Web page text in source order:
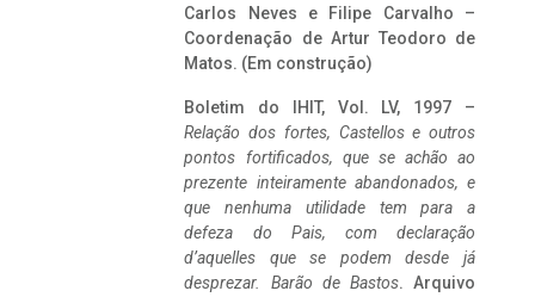
Carlos Neves e Filipe Carvalho –
Coordenação de Artur Teodoro de
Matos. (Em construção)
Boletim do IHIT, Vol. LV, 1997 –
Relação dos fortes, Castellos e outros
pontos fortificados, que se achão ao
prezente inteiramente abandonados, e
que nenhuma utilidade tem para a
defeza do Pais, com declaração
d’aquelles que se podem desde já
desprezar. Barão de Bastos. Arquivo